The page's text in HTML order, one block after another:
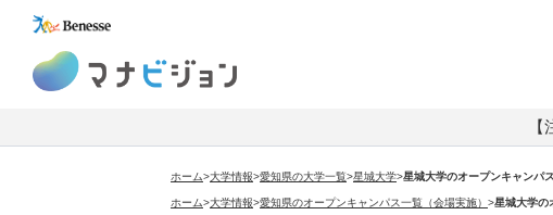
ホーム>大学情報>愛知県の大学一覧>星城大学>星城大学のオープンキャンパス
ホーム>大学情報>愛知県のオープンキャンパス一覧（会場実施） >星城大学の